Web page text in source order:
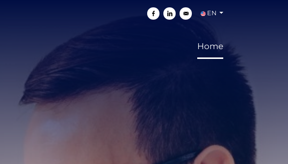
Share on Facebook
Share on Linkedin
Send by e-mail
EN
Home